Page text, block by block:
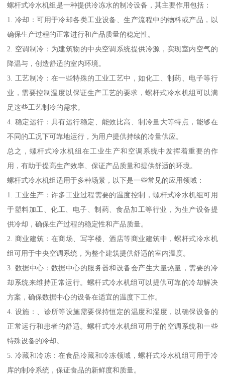
螺杆式冷水机组是一种提供冷冻水的制冷设备，其主要作用包括：
1. 冷却：可用于冷却各类工业设备、生产流程中的物料或产品，以
确保生产过程的正常进行和产品质量的稳定性。
2. 空调制冷：为建筑物的中央空调系统提供冷源，实现室内空气的
降温与，创造舒适的室内环境。
3. 工艺制冷：在一些特殊的工业工艺中，如化工、制药、电子等行
业，需要控制温度以保证生产工艺的要求，螺杆式冷水机组可以满
足这些工艺制冷的需求。
4. 稳定运行：具有运行稳定、能效比高、制冷量大等特点，能够在
不同的工况下可靠地运行，为用户提供持续的冷量供应。
总之，螺杆式冷水机组在工业生产和空调系统中发挥着重要的作
用，有助于提高生产效率、保证产品质量和提供舒适的环境。
螺杆式冷水机组适用于多种场景，以下是一些常见的应用领域：
1. 工业生产：许多工业过程需要的温度控制，螺杆式冷水机组可用
于塑料加工、化工、电子、制药、食品加工等行业，为生产设备提
供冷却，确保生产过程的稳定性和产品质量。
2. 商业建筑：在商场、写字楼、酒店等商业建筑中，螺杆式冷水机
组可用于中央空调系统，为整个建筑提供舒适的室内温度。
3. 数据中心：数据中心的服务器和设备会产生大量热量，需要的冷
却系统来维持正常运行。螺杆式冷水机组可以提供可靠的冷却解决
方案，确保数据中心的设备在适宜的温度下工作。
4. 设施：、诊所等设施需要保持恒定的温度和湿度，以确保设备的
正常运行和患者的舒适。螺杆式冷水机组可用于的空调系统和一些
特殊设备的冷却。
5. 冷藏和冷冻：在食品冷藏和冷冻领域，螺杆式冷水机组可用于冷
库的制冷系统，保证食品的新鲜度和质量。